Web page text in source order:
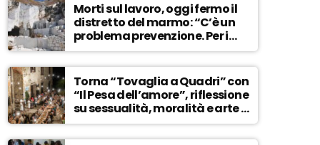
Morti sul lavoro, oggi fermo il
distretto del marmo: “C’è un
problema prevenzione. Per i
controlli, un solo ispettore” –
ASCOLTA
Torna “Tovaglia a Quadri” con
“Il Pesa dell’amore”, riflessione
su sessualità, moralità e arte –
ASCOLTA